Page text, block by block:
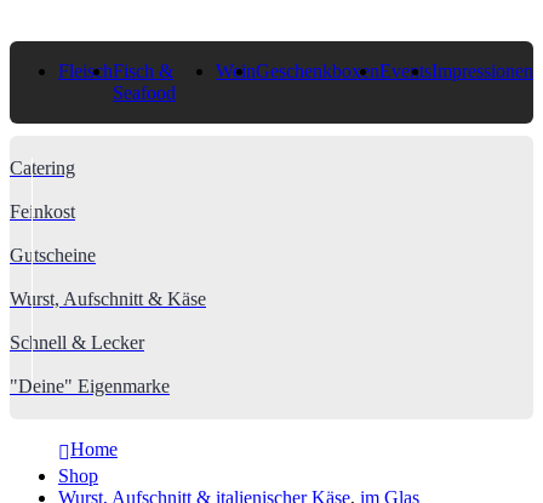
FleischFisch &
Seafood
WeinGeschenkboxenEventsImpressionen
Catering
Feinkost
Gutscheine
Wurst, Aufschnitt & Käse
Schnell & Lecker
"Deine" Eigenmarke
Home
Shop
Wurst, Aufschnitt & italienischer Käse, im Glas